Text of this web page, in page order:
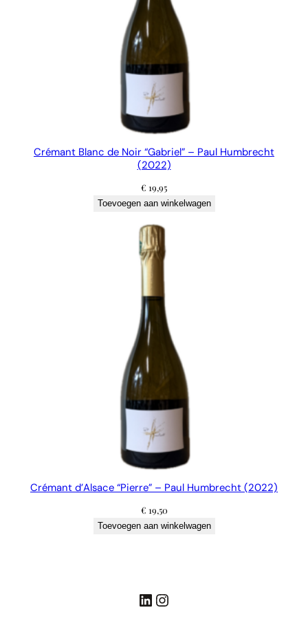
Crémant Blanc de Noir “Gabriel” – Paul Humbrecht
(2022)
€ 19,95
Toevoegen aan winkelwagen
Crémant d’Alsace “Pierre” – Paul Humbrecht (2022)
€ 19,50
Toevoegen aan winkelwagen
LinkedIn Instagram